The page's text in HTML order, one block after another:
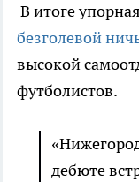
В итоге
безголевой
высокой
футболистов.
дебюте